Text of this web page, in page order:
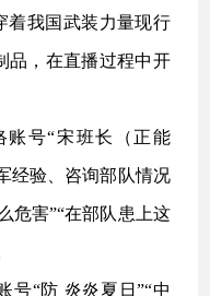
着我国武装力量现行
品，在直播过程中开
号“宋班长（正能
经验、咨询部队情况
危害”“在部队患上这
“防 炎炎夏日”“中